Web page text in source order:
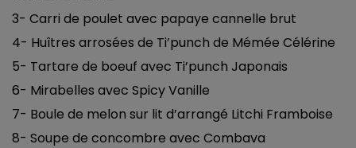
3- Carri de poulet avec papaye cannelle brut
4- Huîtres arrosées de Ti’punch de Mémée Célérine
5- Tartare de boeuf avec Ti’punch Japonais
6- Mirabelles avec Spicy Vanille
7- Boule de melon sur lit d’arrangé Litchi Framboise
8- Soupe de concombre avec Combava